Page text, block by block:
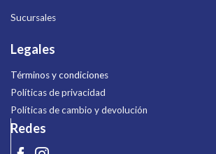
Sucursales
Legales
Términos y condiciones
Políticas de privacidad
Políticas de cambio y devolución
Redes